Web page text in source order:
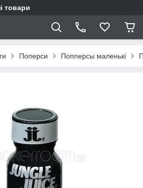
товари
Поперси Попперсы маленькі